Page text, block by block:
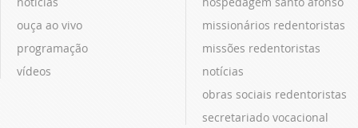
ouça ao vivo
programação
vídeos
missionários redentoristas
missões redentoristas
notícias
obras sociais redentoristas
secretariado vocacional